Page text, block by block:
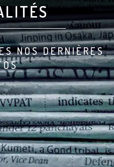
NOS DERNIÈRES